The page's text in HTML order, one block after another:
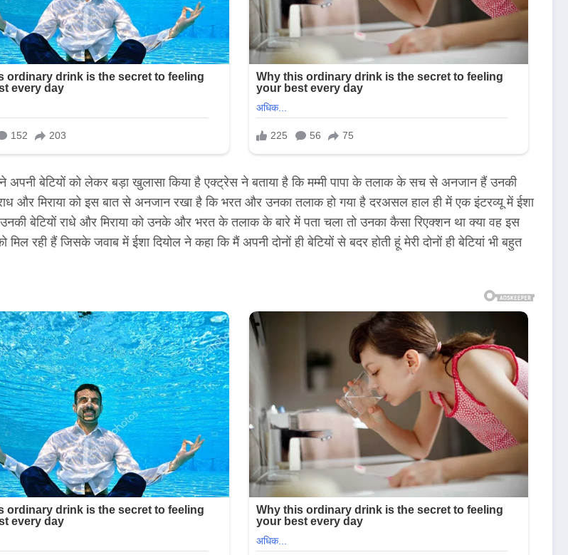
बेटियों को लेकर बड़ा खुलासा किया है एक्ट्रेस ने बताया है कि मम्मी पापा के तलाक के सच से अनजान हैं उनकी
राध और मिराया को इस बात से अनजान रखा है कि भरत और उनका तलाक हो गया है दरअसल हाल ही में एक इंटरव्यू में ईशा
बेटियों राधे और मिराया को उनके और भरत के तलाक के बारे में पता चला तो उनका कैसा रिएक्शन था क्या वह इस
रही हैं जिसके जवाब में ईशा दियोल ने कहा कि मैं अपनी दोनों ही बेटियों से बदर होती हूं मेरी दोनों ही बेटियां भी बहुत